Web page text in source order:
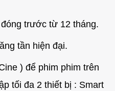
trước từ 12 tháng.
tần hiện đại.
) để phim phim trên
tối đa 2 thiết bị : Smart